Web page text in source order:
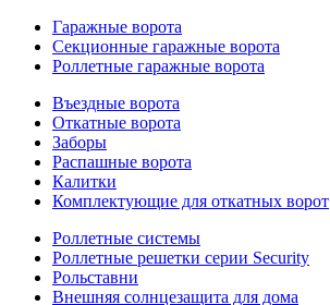
Гаражные ворота
Секционные гаражные ворота
Роллетные гаражные ворота
Въездные ворота
Откатные ворота
Заборы
Распашные ворота
Калитки
Комплектующие для откатных ворот
Роллетные системы
Роллетные решетки серии Security
Рольставни
Внешняя солнцезащита для дома